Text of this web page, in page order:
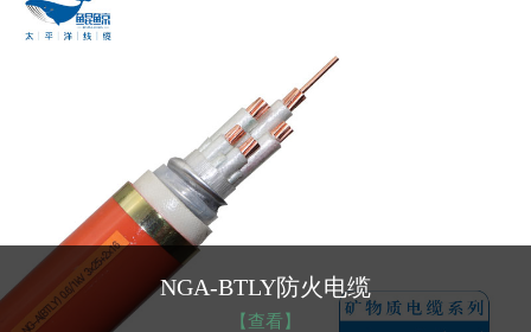
NGA-BTLY防火电缆
【查看】